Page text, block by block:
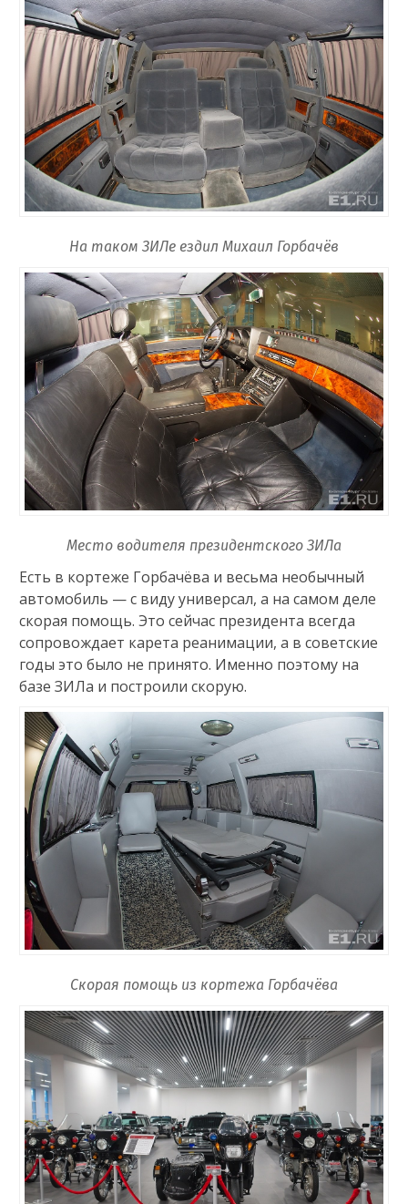
На таком ЗИЛе ездил Михаил Горбачёв
Место водителя президентского ЗИЛа
Есть в кортеже Горбачёва и весьма необычный
автомобиль — с виду универсал, а на самом деле
скорая помощь. Это сейчас президента всегда
сопровождает карета реанимации, а в советские
годы это было не принято. Именно поэтому на
базе ЗИЛа и построили скорую.
Скорая помощь из кортежа Горбачёва